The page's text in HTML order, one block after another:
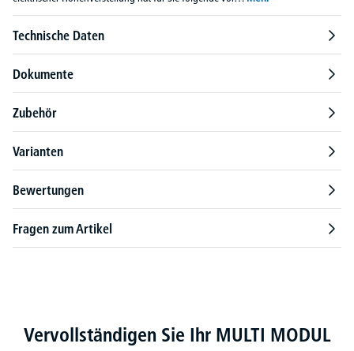
Technische Daten
Dokumente
Zubehör
Varianten
Bewertungen
Fragen zum Artikel
Produktgalerie überspringen
Vervollständigen Sie Ihr MULTI MODUL